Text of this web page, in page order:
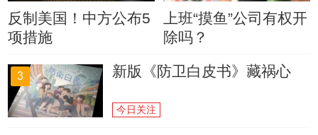
反制美国！中方公布5
项措施
上班“摸鱼”公司有权开
除吗？
3 新版《防卫白皮书》藏祸心
今日关注